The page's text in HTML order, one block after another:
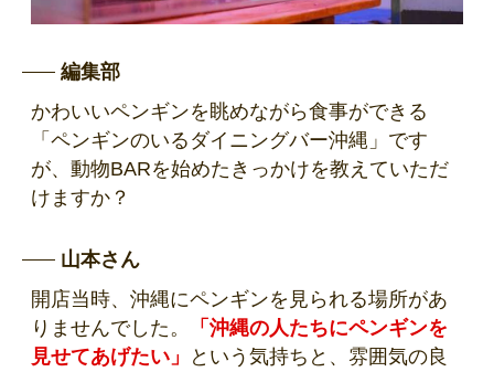
編集部
かわいいペンギンを眺めながら食事ができる
「ペンギンのいるダイニングバー沖縄」です
が、動物BARを始めたきっかけを教えていただ
けますか？
山本さん
開店当時、沖縄にペンギンを見られる場所があ
りませんでした。
「沖縄の人たちにペンギンを
見せてあげたい」
という気持ちと、雰囲気の良